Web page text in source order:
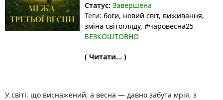
Статус: Завершена
Теги: боги, новий світ, виживання,
зміна світогляду, #чаровесна25
БЕЗКОШТОВНО
( Читати... )
У світі, що виснажений, а весна — давно забута мрія, з